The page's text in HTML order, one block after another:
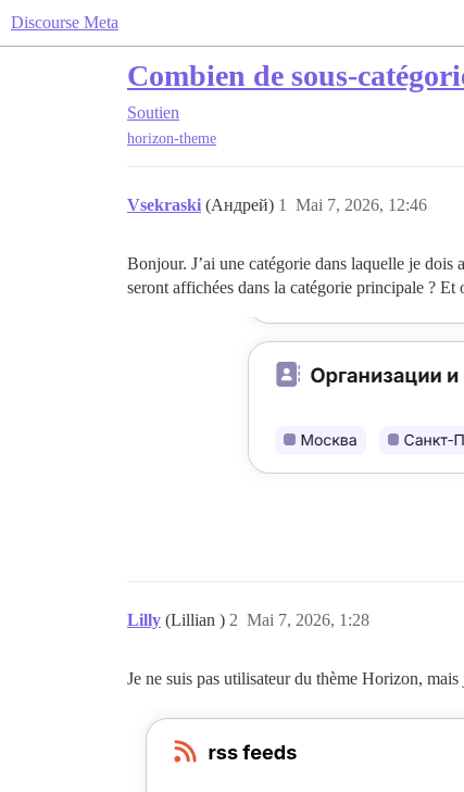
Discourse Meta
Combien de sous-
Soutien
horizon-theme
Vsekraski (Андрей) Mai 7, 2026, 12:46
1
Bonjour. J’ai une catégorie dans laquelle je dois
seront affichées dans la catégorie principale ?
Lilly (Lillian ) Mai 7, 2026, 1:28
2
Je ne suis pas utilisateur du thème Horizon,